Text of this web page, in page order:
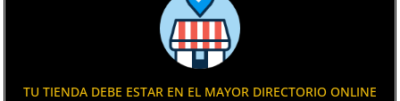
TU TIENDA DEBE ESTAR EN EL MAYOR DIRECTORIO ONLINE